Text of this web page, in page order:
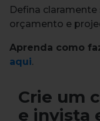
Defina
orçamento e
Aprenda como
aqui.
Crie um
e invista